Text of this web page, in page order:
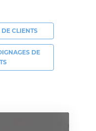
CLIENTS
DE